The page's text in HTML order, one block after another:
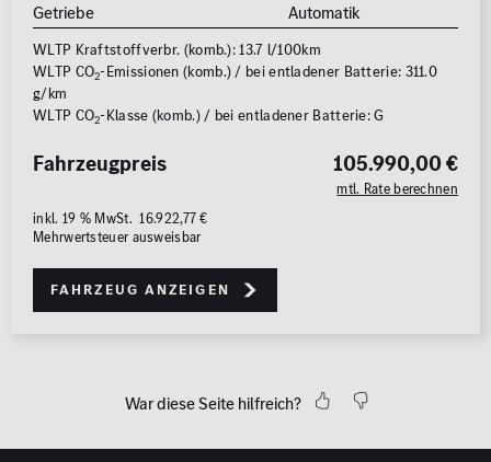
Getriebe
Automatik
WLTP Kraftstoffverbr. (komb.): 13.7 l/100km
WLTP CO2-Emissionen (komb.) / bei entladener Batterie: 311.0
g/km
WLTP CO2-Klasse (komb.) / bei entladener Batterie: G
105.990,00 €
mtl. Rate berechnen
Fahrzeugpreis
inkl. 19 % MwSt. 16.922,77 €
Mehrwertsteuer ausweisbar
Fahrzeug anzeigen
War diese Seite hilfreich?